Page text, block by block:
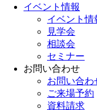
イベント情報
イベント情
見学会
相談会
セミナー
お問い合わせ
お問い合わ
ご来場予約
資料請求